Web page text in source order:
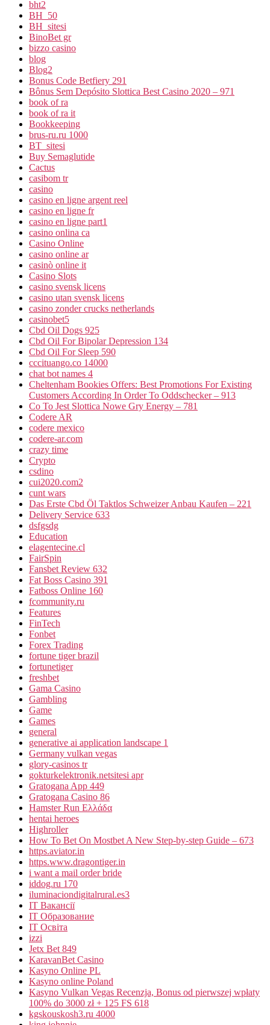
bht2
BH_50
BH_sitesi
BinoBet gr
bizzo casino
blog
Blog2
Bonus Code Betfiery 291
Bônus Sem Depósito Slottica Best Casino 2020 – 971
book of ra
book of ra it
Bookkeeping
brus-ru.ru 1000
BT_sitesi
Buy Semaglutide
Cactus
casibom tr
casino
casino en ligne argent reel
casino en ligne fr
casino en ligne part1
casino onlina ca
Casino Online
casino online ar
casinò online it
Casino Slots
casino svensk licens
casino utan svensk licens
casino zonder crucks netherlands
casinobet5
Cbd Oil Dogs 925
Cbd Oil For Bipolar Depression 134
Cbd Oil For Sleep 590
cccituango.co 14000
chat bot names 4
Cheltenham Bookies Offers: Best Promotions For Existing
Customers According In Order To Oddschecker – 913
Co To Jest Slottica Nowe Gry Energy – 781
Codere AR
codere mexico
codere-ar.com
crazy time
Crypto
csdino
cui2020.com2
cunt wars
Das Erste Cbd Öl Taktlos Schweizer Anbau Kaufen – 221
Delivery Service 633
dsfgsdg
Education
elagentecine.cl
FairSpin
Fansbet Review 632
Fat Boss Casino 391
Fatboss Online 160
fcommunity.ru
Features
FinTech
Fonbet
Forex Trading
fortune tiger brazil
fortunetiger
freshbet
Gama Casino
Gambling
Game
Games
general
generative ai application landscape 1
Germany vulkan vegas
glory-casinos tr
gokturkelektronik.netsitesi apr
Gratogana App 449
Gratogana Casino 86
Hamster Run Ελλάδα
hentai heroes
Highroller
How To Bet On Mostbet A New Step-by-step Guide – 673
https.aviator.in
https.www.dragontiger.in
i want a mail order bride
iddog.ru 170
iluminaciondigitalrural.es3
IT Вакансії
IT Образование
IT Освіта
izzi
Jetx Bet 849
KaravanBet Casino
Kasyno Online PL
Kasyno online Poland
Kasyno Vulkan Vegas Recenzja, Bonus od pierwszej wpłaty
100% do 3000 zł + 125 FS 618
kgskouskosh3.ru 4000